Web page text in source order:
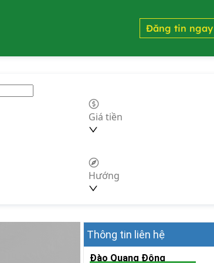
Đăng tin ngay
Giá tiền
Hướng
Thông tin liên hệ
Đào Quang Đông